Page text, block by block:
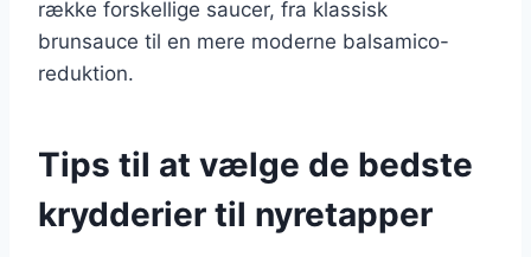
række forskellige saucer, fra klassisk
brunsauce til en mere moderne balsamico-
reduktion.
Tips til at vælge de bedste
krydderier til nyretapper